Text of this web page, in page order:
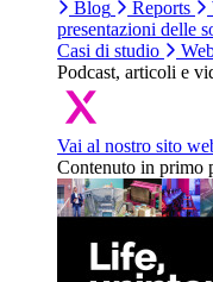
Blog
Reports
presentazioni delle
Casi di studio
Podcast, articoli e
Vai al nostro sito
Contenuto in primo